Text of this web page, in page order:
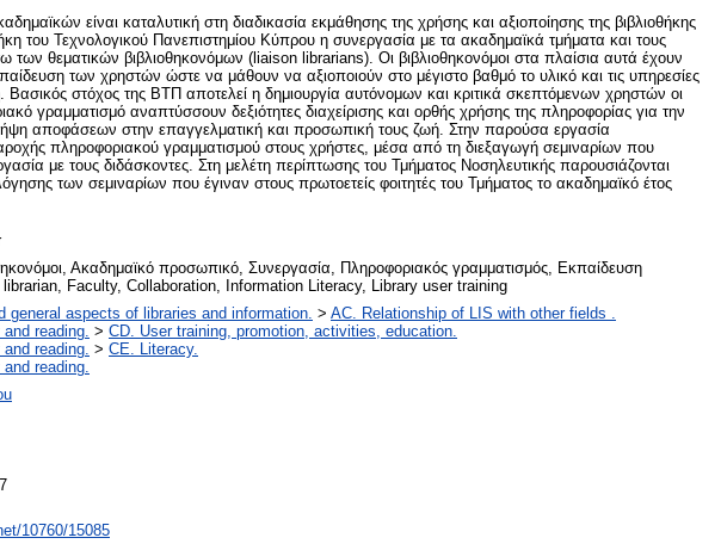
είναι καταλυτική στη διαδικασία εκμάθησης της χρήσης και αξιοποίησης της βιβλιοθήκης
του Τεχνολογικού Πανεπιστημίου Κύπρου η συνεργασία με τα ακαδημαϊκά τμήματα και τους
των θεματικών βιβλιοθηκονόμων (liaison librarians). Οι βιβλιοθηκονόμοι στα πλαίσια αυτά έχουν
των χρηστών ώστε να μάθουν να αξιοποιούν στο μέγιστο βαθμό το υλικό και τις υπηρεσίες
Βασικός στόχος της ΒΤΠ αποτελεί η δημιουργία αυτόνομων και κριτικά σκεπτόμενων χρηστών οι
γραμματισμό αναπτύσσουν δεξιότητες διαχείρισης και ορθής χρήσης της πληροφορίας για την
αποφάσεων στην επαγγελματική και προσωπική τους ζωή. Στην παρούσα εργασία
πληροφοριακού γραμματισμού στους χρήστες, μέσα από τη διεξαγωγή σεμιναρίων που
με τους διδάσκοντες. Στη μελέτη περίπτωσης του Τμήματος Νοσηλευτικής παρουσιάζονται
των σεμιναρίων που έγιναν στους πρωτοετείς φοιτητές του Τμήματος το ακαδημαϊκό έτος
Ακαδημαϊκό προσωπικό, Συνεργασία, Πληροφοριακός γραμματισμός, Εκπαίδευση
Faculty, Collaboration, Information Literacy, Library user training
general aspects of libraries and information. > AC. Relationship of LIS with other fields .
reading. > CD. User training, promotion, activities, education.
reading. > CE. Literacy.
reading.
10760/15085